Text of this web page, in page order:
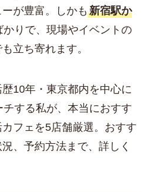
が豊富。しかも 新宿駅か
かりで、現場やイベントの
立ち寄れます。
10年・東京都内を中心に
チする私が、本当におすす
フェを5店舗厳選。おすす
、予約方法まで、詳しく